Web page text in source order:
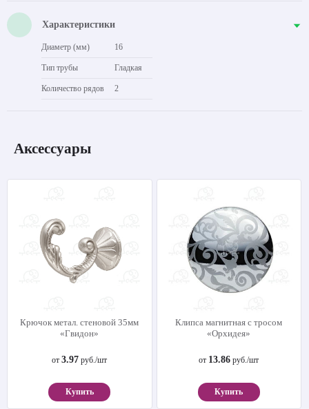
Характеристики
Диаметр (мм) 16
Тип трубы Гладкая
Количество рядов 2
Аксессуары
Крючок метал. стеновой 35мм
«Гвидон»
от3.97 руб./шт
Купить
Клипса магнитная с тросом
«Орхидея»
от 13.86 руб./шт
Купить